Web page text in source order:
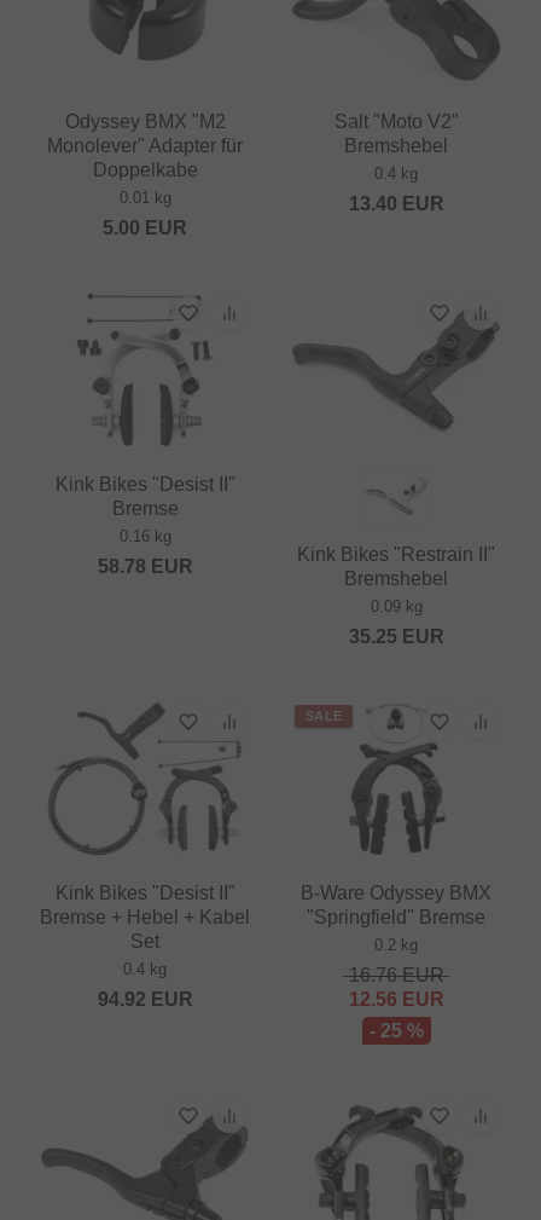
Odyssey BMX "M2
Monolever" Adapter für
Doppelkabe
0.01 kg
5.00 EUR
Salt "Moto V2"
Bremshebel
0.4 kg
13.40 EUR
Kink Bikes "Desist II"
Bremse
0.16 kg
58.78 EUR
Kink Bikes "Restrain II"
Bremshebel
0.09 kg
35.25 EUR
Kink Bikes "Desist II"
Bremse + Hebel + Kabel
Set
0.4 kg
94.92 EUR
SALE
B-Ware Odyssey BMX
"Springfield" Bremse
0.2 kg
16.76EUR
12.56 EUR
- 25 %